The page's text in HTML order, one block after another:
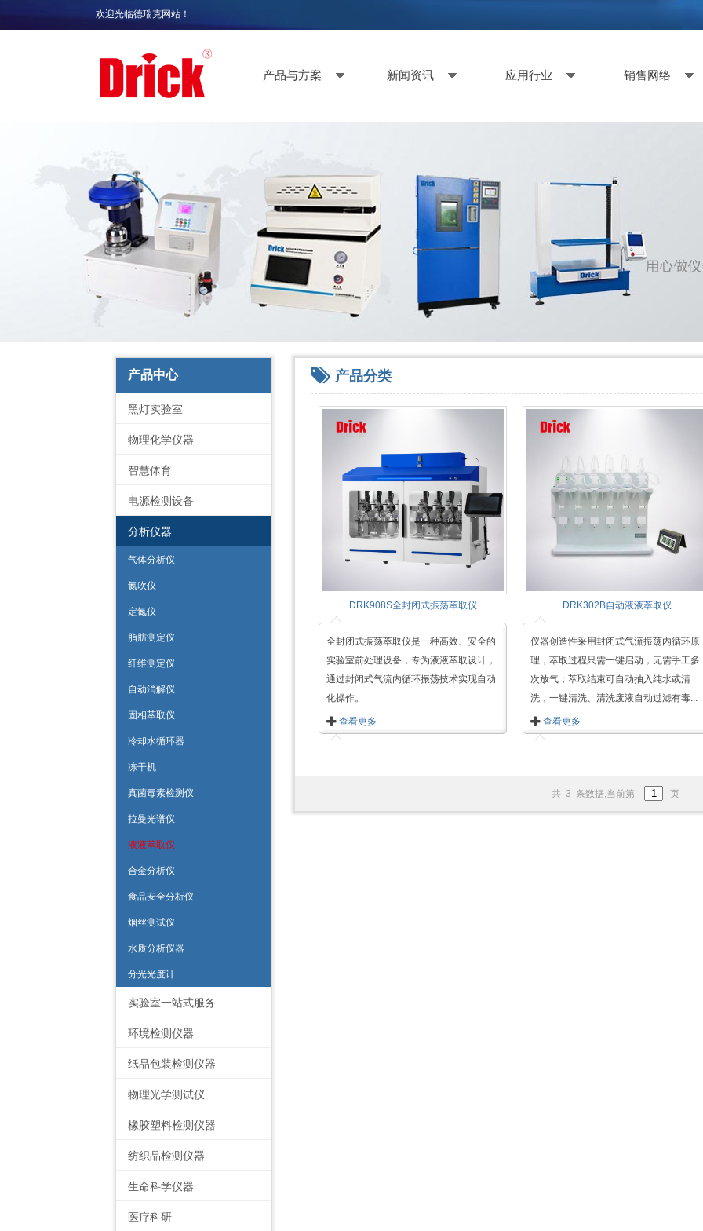
欢迎光临德瑞克网站！
产品与方案 新闻资讯 应用行业 销售网络
产品中心
黑灯实验室
物理化学仪器
智慧体育
电源检测设备
分析仪器
气体分析仪
氮吹仪
定氮仪
脂肪测定仪
纤维测定仪
自动消解仪
固相萃取仪
冷却水循环器
冻干机
真菌毒素检测仪
拉曼光谱仪
液液萃取仪
合金分析仪
食品安全分析仪
烟丝测试仪
水质分析仪器
分光光度计
实验室一站式服务
环境检测仪器
纸品包装检测仪器
物理光学测试仪
橡胶塑料检测仪器
纺织品检测仪器
生命科学仪器
医疗科研
产品分类
DRK908S全封闭式振荡萃取仪
全封闭式振荡萃取仪是一种高效、安全的
实验室前处理设备，专为液液萃取设计，
通过封闭式气流内循环振荡技术实现自动
化操作。
查看更多
DRK302B自动液液萃取仪
仪器创造性采用封闭式气流振荡内循环原
理，萃取过程只需一键启动，无需手工多
次放气；萃取结束可自动抽入纯水或清
洗，一键清洗、清洗废液自动过滤有毒...
查看更多
共 3 条数据,当前第 页